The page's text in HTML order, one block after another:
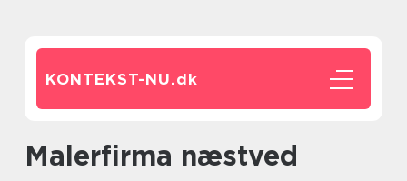
KONTEKST-NU.dk
malerfirma næstved